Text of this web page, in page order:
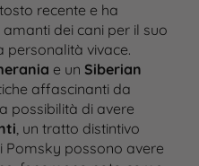
recente e ha
dei cani per il suo
personalità vivace.
e un Siberian
affascinanti da
possibilità di avere
, un tratto distintivo
Pomsky possono avere